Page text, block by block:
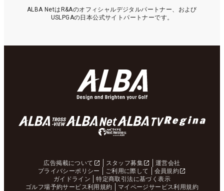
ALBA NetはR&Aのオフィシャルデジタルパートナー、および
USLPGAの日本公式サイトパートナーです。
広告掲載について スタッフ募集
運営会社
プライバシーポリシー
ご利用に際して
会員規約
ガイドライン
特定商取引法に基づく表示
ゴルフ場予約サービス利用規約
マイページサービス利用規約